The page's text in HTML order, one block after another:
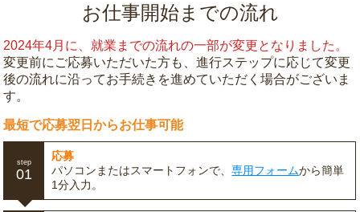
お仕事開始までの流れ
2024年4月に、就業までの流れの一部が変更となりました。
変更前にご応募いただいた方も、進行ステップに応じて変更
後の流れに沿ってお手続きを進めていただく場合がございま
す。
最短で応募翌日からお仕事可能
step
01
応募
パソコンまたはスマートフォンで、専用フォームから簡単
1分入力。